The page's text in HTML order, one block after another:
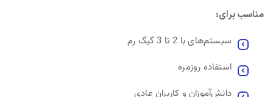
مناسب برای:
سیستم‌های با 2 تا 3 گیگ رم
استفاده روزمره
دانش‌آموزان و کاربران عادی